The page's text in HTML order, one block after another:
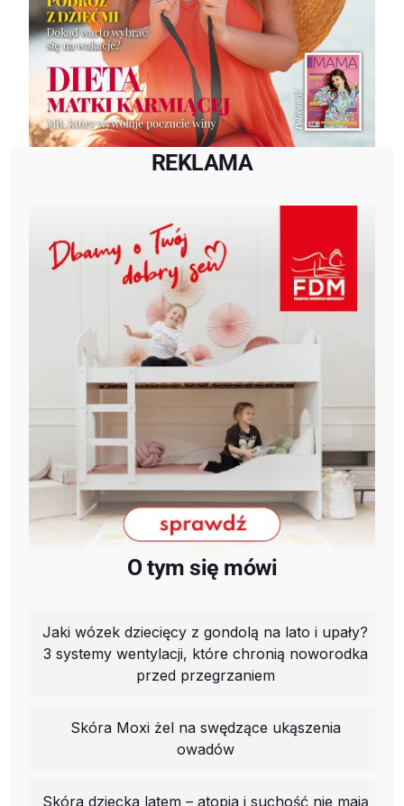
REKLAMA
O tym się mówi
Jaki wózek dziecięcy z gondolą na lato i upały?
3 systemy wentylacji, które chronią noworodka
przed przegrzaniem
Skóra Moxi żel na swędzące ukąszenia
owadów
Skóra dziecka latem – atopia i suchość nie mają